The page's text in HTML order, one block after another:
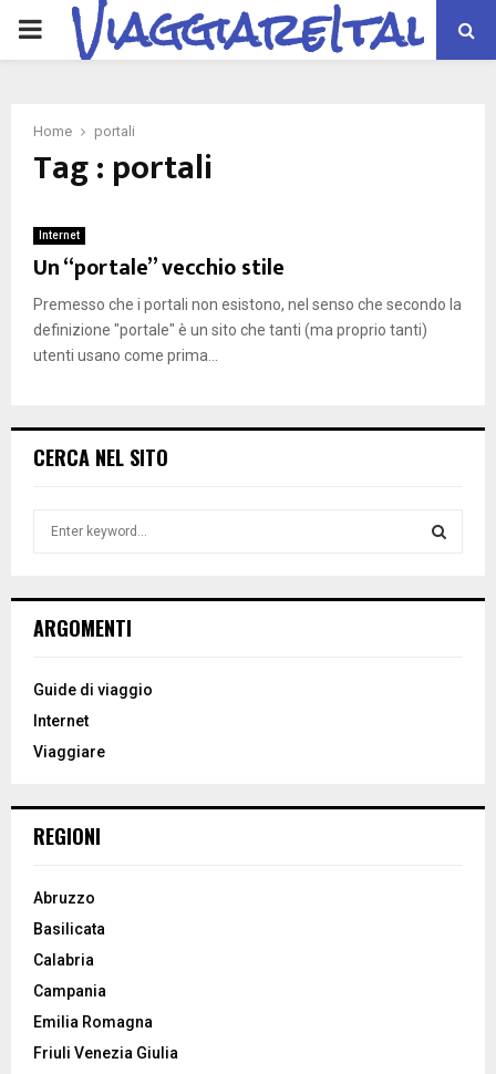
PRIMARYViaggiareItalia
Home portali
Tag : portali
Internet
Un “portale” vecchio stile
Premesso che i portali non esistono, nel senso che secondo la
definizione "portale" è un sito che tanti (ma proprio tanti)
utenti usano come prima...
CERCA NEL SITO
h
o
:
ARGOMENTI
Guide di viaggio
Internet
Viaggiare
REGIONI
Abruzzo
Basilicata
Calabria
Campania
Emilia Romagna
Friuli Venezia Giulia